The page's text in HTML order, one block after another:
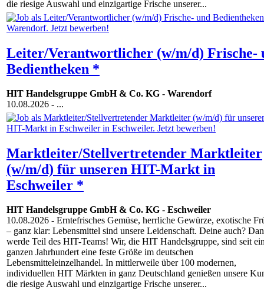
die riesige Auswahl und einzigartige Frische unserer...
Leiter/Verantwortlicher (w/m/d) Frische-
Bedientheken *
HIT Handelsgruppe GmbH & Co. KG - Warendorf
10.08.2026 - ...
Marktleiter/Stellvertretender Marktleiter
(w/m/d) für unseren HIT-Markt in
Eschweiler *
HIT Handelsgruppe GmbH & Co. KG - Eschweiler
10.08.2026 - Erntefrisches Gemüse, herrliche Gewürze, exotische
– ganz klar: Lebensmittel sind unsere Leidenschaft. Deine auch?
werde Teil des HIT-Teams! Wir, die HIT Handelsgruppe, sind seit
ganzen Jahrhundert eine feste Größe im deutschen
Lebensmitteleinzelhandel. In mittlerweile über 100 modernen,
individuellen HIT Märkten in ganz Deutschland genießen unsere
die riesige Auswahl und einzigartige Frische unserer...